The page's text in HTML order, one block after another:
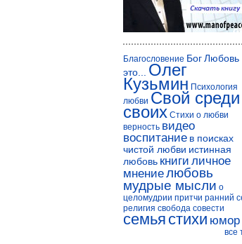
Благословение БогЛюбовь
это...
Олег
Кузьмин Психология
любви Свой среди
своих Стихи о любви
верность видео
воспитание в поисках
чистой любви истинная
любовь книги личное
мнениелюбовь
мудрые мысли о
целомудрии притчи ранний
религия свобода совести
семья стихи юмор
все